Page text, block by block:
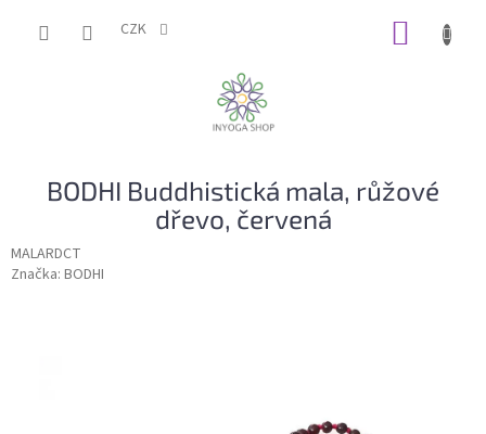
CZK
BODHI Buddhistická mala, růžové
dřevo, červená
MALARDCT
Značka: BODHI